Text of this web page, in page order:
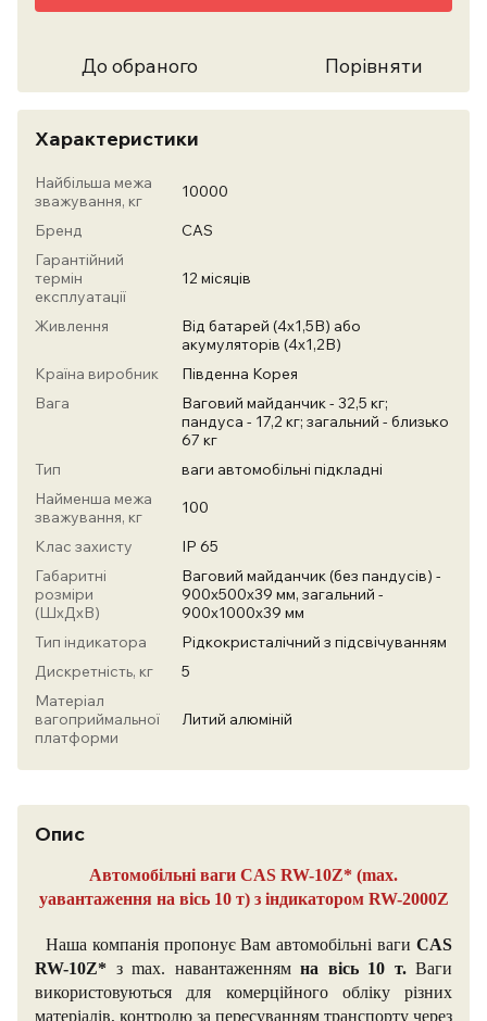
До обраного Порівняти
Характеристики
Найбільша межа
зважування, кг
10000
Бренд
CAS
Гарантійний
термін
експлуатації
12 місяців
Живлення
Від батарей (4х1,5В) або
акумуляторів (4х1,2В)
Країна виробник
Південна Корея
Вага
Ваговий майданчик - 32,5 кг;
пандуса - 17,2 кг; загальний - близько
67 кг
Тип
ваги автомобільні підкладні
Найменша межа
зважування, кг
100
Клас захисту
IP 65
Габаритні
розміри
(ШхДхВ)
Ваговий майданчик (без пандусів) -
900х500х39 мм, загальний -
900х1000х39 мм
Тип індикатора
Рідкокристалічний з підсвічуванням
Дискретність, кг
5
Матеріал
вагоприймальної
платформи
Литий алюміній
Опис
Автомобільні ваги CAS RW-10Z* (max.
yавантаження на вісь 10 т) з індикатором RW-2000Z
Наша компанія пропонує Вам автомобільні ваги CAS
RW-10Z* з max. навантаженням на вісь 10 т.Ваги
використовуються для комерційного обліку різних
матеріалів, контролю за пересуванням транспорту через